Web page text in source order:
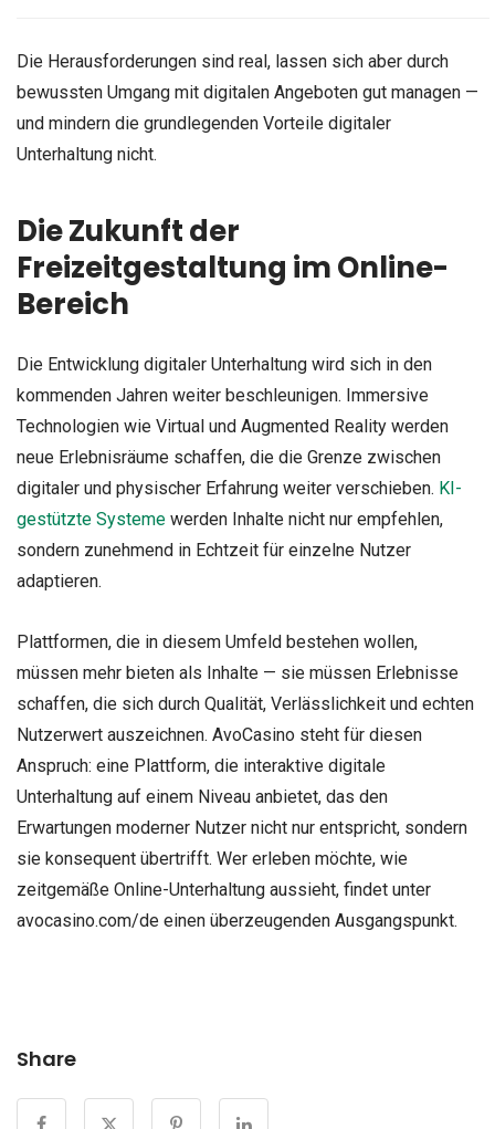
Die Herausforderungen sind real, lassen sich aber durch
bewussten Umgang mit digitalen Angeboten gut managen —
und mindern die grundlegenden Vorteile digitaler
Unterhaltung nicht.
Die Zukunft der
Freizeitgestaltung im Online-
Bereich
Die Entwicklung digitaler Unterhaltung wird sich in den
kommenden Jahren weiter beschleunigen. Immersive
Technologien wie Virtual und Augmented Reality werden
neue Erlebnisräume schaffen, die die Grenze zwischen
digitaler und physischer Erfahrung weiter verschieben. KI-
gestützte Systeme werden Inhalte nicht nur empfehlen,
sondern zunehmend in Echtzeit für einzelne Nutzer
adaptieren.
Plattformen, die in diesem Umfeld bestehen wollen,
müssen mehr bieten als Inhalte — sie müssen Erlebnisse
schaffen, die sich durch Qualität, Verlässlichkeit und echten
Nutzerwert auszeichnen. AvoCasino steht für diesen
Anspruch: eine Plattform, die interaktive digitale
Unterhaltung auf einem Niveau anbietet, das den
Erwartungen moderner Nutzer nicht nur entspricht, sondern
sie konsequent übertrifft. Wer erleben möchte, wie
zeitgemäße Online-Unterhaltung aussieht, findet unter
avocasino.com/de einen überzeugenden Ausgangspunkt.
Share